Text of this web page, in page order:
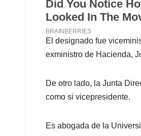
El designado fue
exministro de Hacienda,
De otro lado, la Junta
como si vicepresidente.
Es abogada de la